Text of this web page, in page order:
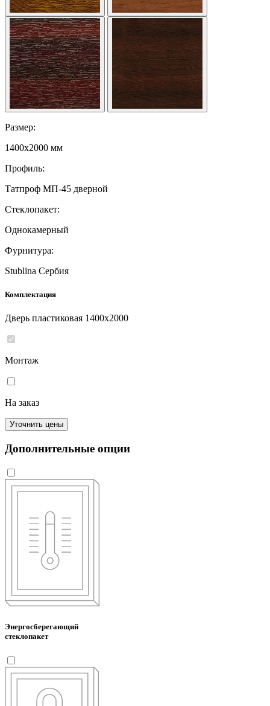
Размер:
1400x2000 мм
Профиль:
Татпроф МП-45 дверной
Стеклопакет:
Однокамерный
Фурнитура:
Stublina Сербия
Комплектация
Дверь пластиковая 1400x2000
Монтаж
На заказ
Уточнить цены
Дополнительные опции
Энергосберегающий
стеклопакет